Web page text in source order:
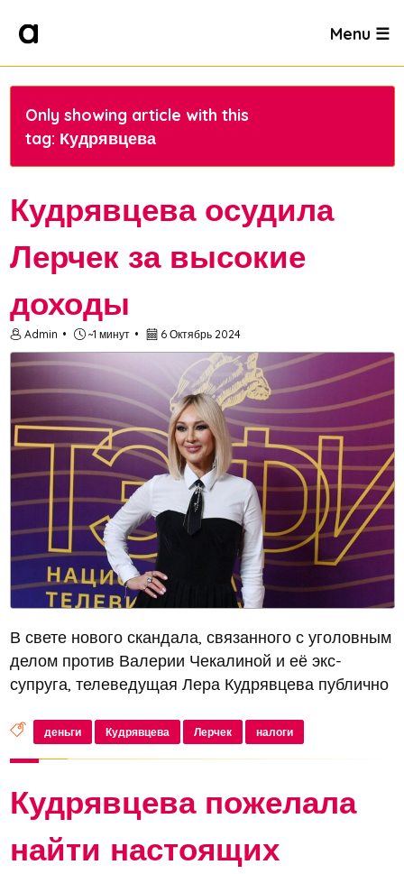
Menu ☰
Only showing article with this
tag: Кудрявцева
Кудрявцева осудила
Лерчек за высокие
доходы
Admin ~1 минут 6 Октябрь 2024
В свете нового скандала, связанного с уголовным
делом против Валерии Чекалиной и её экс-
супруга, телеведущая Лера Кудрявцева публично
баснословные гонорары и отказ от услуг своей
подруги, адвоката Кати Гордон. Куд...
деньги Кудрявцева Лерчек налоги
Кудрявцева пожелала
найти настоящих